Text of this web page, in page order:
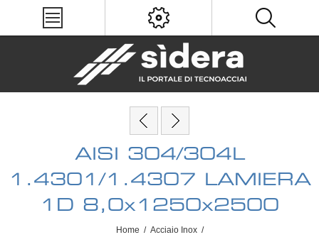
AISI 304/304L
1.4301/1.4307 LAMIERA
1D 8,0x1250x2500
Home / Acciaio Inox /